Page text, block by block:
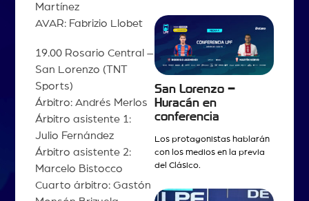
Martínez
AVAR: Fabrizio Llobet
19.00 Rosario Central –
San Lorenzo (TNT
Sports)
Árbitro: Andrés Merlos
Árbitro asistente 1:
Julio Fernández
Árbitro asistente 2:
Marcelo Bistocco
Cuarto árbitro: Gastón
San Lorenzo –
Huracán en
conferencia
Los protagonistas hablarán
con los medios en la previa
del Clásico.